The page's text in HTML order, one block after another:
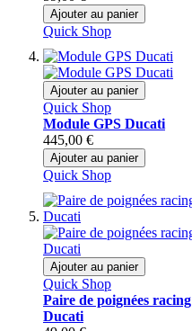
Ajouter au panier
Quick Shop
Ajouter au panier
Quick Shop
Module GPS Ducati
445,00 €
Ajouter au panier
Quick Shop
Ajouter au panier
Quick Shop
Paire de poignées racing
Ducati